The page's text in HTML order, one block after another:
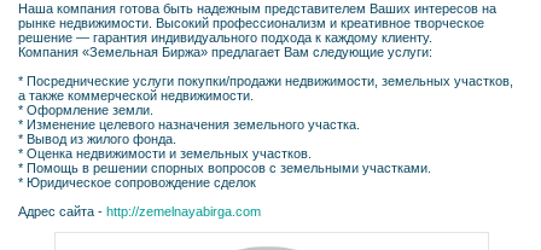
Наша компания готова быть надежным представителем Ваших интересов на
рынке недвижимости. Высокий профессионализм и креативное творческое
решение — гарантия индивидуального подхода к каждому клиенту.
Компания «Земельная Биржа» предлагает Вам следующие услуги:
* Посреднические услуги покупки/продажи недвижимости, земельных участков,
а также коммерческой недвижимости.
* Оформление земли.
* Изменение целевого назначения земельного участка.
* Вывод из жилого фонда.
* Оценка недвижимости и земельных участков.
* Помощь в решении спорных вопросов с земельными участками.
* Юридическое сопровождение сделок
Адрес сайта - http://zemelnayabirga.com